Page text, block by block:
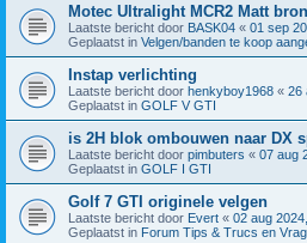
Motec Ultralight MCR2 Matt
Laatste bericht door BASK04 « 01 sep
Geplaatst in Velgen/banden te koop
Instap verlichting
Laatste bericht door henkyboy1968 « 26
Geplaatst in GOLF V GTI
is 2H blok ombouwen naar DX
Laatste bericht door pimbuters « 07 aug
Geplaatst in GOLF I GTI
Golf 7 GTI originele velgen
Laatste bericht door Evert « 02 aug
Geplaatst in Forum Tips & Trucs en